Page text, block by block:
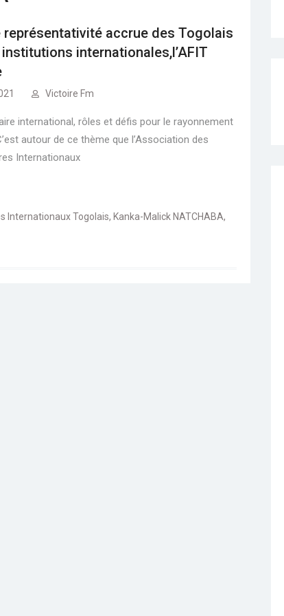
représentativité accrue des Togolais
internationales,l’AFIT
Victoire Fm
international, rôles et défis pour le rayonnement
autour de ce thème que l’Association des
Internationaux
Internationaux Togolais, Kanka-Malick NATCHABA,